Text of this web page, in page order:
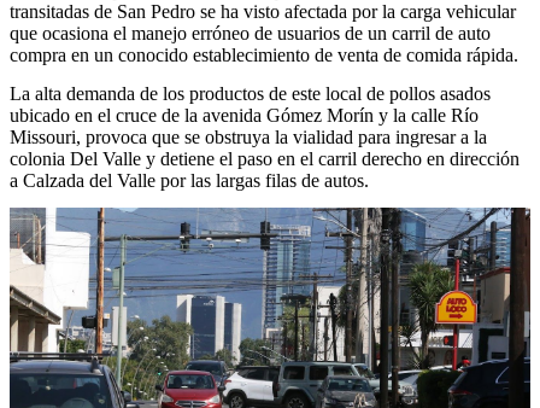
transitadas de San Pedro se ha visto afectada por la carga vehicular
que ocasiona el manejo erróneo de usuarios de un carril de auto
compra en un conocido establecimiento de venta de comida rápida.
La alta demanda de los productos de este local de pollos asados
ubicado en el cruce de la avenida Gómez Morín y la calle Río
Missouri, provoca que se obstruya la vialidad para ingresar a la
colonia Del Valle y detiene el paso en el carril derecho en dirección
a Calzada del Valle por las largas filas de autos.